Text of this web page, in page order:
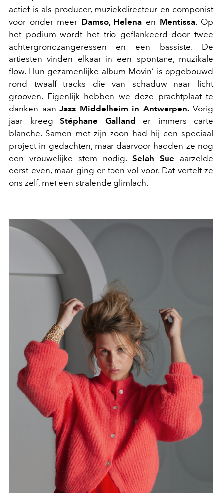
actief is als producer, muziekdirecteur en componist
voor onder meer Damso, Helena en Mentissa. Op
het podium wordt het trio geflankeerd door twee
achtergrondzangeressen en een bassiste. De
artiesten vinden elkaar in een spontane, muzikale
flow. Hun gezamenlijke album Movin’ is opgebouwd
rond twaalf tracks die van schaduw naar licht
grooven. Eigenlijk hebben we deze prachtplaat te
danken aan Jazz Middelheim in Antwerpen.Vorig
jaar kreeg Stéphane Galland er immers carte
blanche. Samen met zijn zoon had hij een speciaal
project in gedachten, maar daarvoor hadden ze nog
een vrouwelijke stem nodig. Selah Sue aarzelde
eerst even, maar ging er toen vol voor. Dat vertelt ze
ons zelf, met een stralende glimlach.